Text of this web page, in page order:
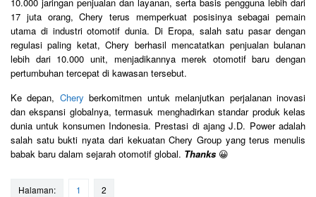
10.000 jaringan penjualan dan layanan, serta basis pengguna lebih dari
17 juta orang, Chery terus memperkuat posisinya sebagai pemain
utama di industri otomotif dunia. Di Eropa, salah satu pasar dengan
regulasi paling ketat, Chery berhasil mencatatkan penjualan bulanan
lebih dari 10.000 unit, menjadikannya merek otomotif baru dengan
pertumbuhan tercepat di kawasan tersebut.
Ke depan, Chery berkomitmen untuk melanjutkan perjalanan inovasi
dan ekspansi globalnya, termasuk menghadirkan standar produk kelas
dunia untuk konsumen Indonesia. Prestasi di ajang J.D. Power adalah
salah satu bukti nyata dari kekuatan Chery Group yang terus menulis
babak baru dalam sejarah otomotif global. Thanks 😀
Halaman: 1 2